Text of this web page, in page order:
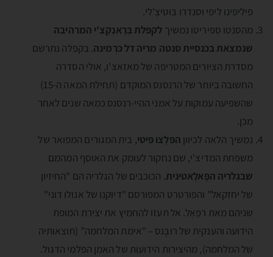
פיליפינו ליפי וסנדרו בּוטיצֶ'לי.
מהסנטו סְפּיריטו נמשיך לקפלת בְּרָאנְקָצ'י המרהיבה
שנמצאת בכנסיית סנטה מריה דל כּרְמינה. בקפלה נתרשם
מסדרת הציורים המטריפה של מאזאצ'ו, אולי הסדרה
החשובה ביותר של הרנסנס המוקדם (תחילת המאה ה-15)
שהשפיעה עמוקות על אמני ההיי-רנסנס כמאה שנים לאחר
מכן.
נמשיך הלאה לכיוון הפּלָצו פּיטי, בית המגורים המפואר של
משפחת המדיצ'י, שם נחקור לעומק את האוסף המהמם
שבגלריה הפָּאלָאטינית. הכוכבים של הגלריה הם "החיזיון
של יחזקאל" והפורטרט המפורסם "דיוקנו של אנולו דוני"
שניהם מאת רפָאֶל. אל תעזו להחמיץ את יצירת המופת
הידועה והענקית של רוּבְֶּנס – "אימת המלחמה” (תוצאותיה
של המלחמה), מהיצירות הידועות של האמן הפלמי הדגול.